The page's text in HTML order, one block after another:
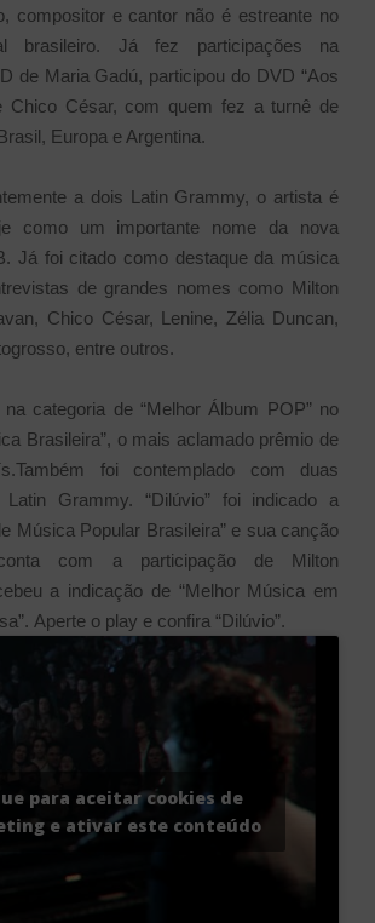
compositor e cantor não é estreante no
brasileiro. Já fez participações na
de Maria Gadú, participou do DVD “Aos
Chico César, com quem fez a turnê de
Europa e Argentina.
a dois Latin Grammy, o artista é
como um importante nome da nova
Já foi citado como destaque da música
de grandes nomes como Milton
Chico César, Lenine, Zélia Duncan,
entre outros.
categoria de “Melhor Álbum POP” no
Brasileira”, o mais aclamado prêmio de
foi contemplado com duas
Latin Grammy. “Dilúvio” foi indicado a
Música Popular Brasileira” e sua canção
com a participação de Milton
a indicação de “Melhor Música em
Aperte o play e confira “Dilúvio”.
para aceitar cookies de
e ativar este conteúdo